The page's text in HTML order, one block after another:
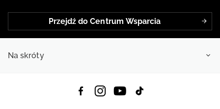
Przejdź do Centrum Wsparcia
Na skróty